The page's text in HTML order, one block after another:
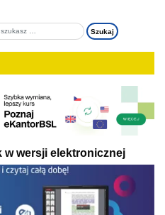
w wersji elektronicznej